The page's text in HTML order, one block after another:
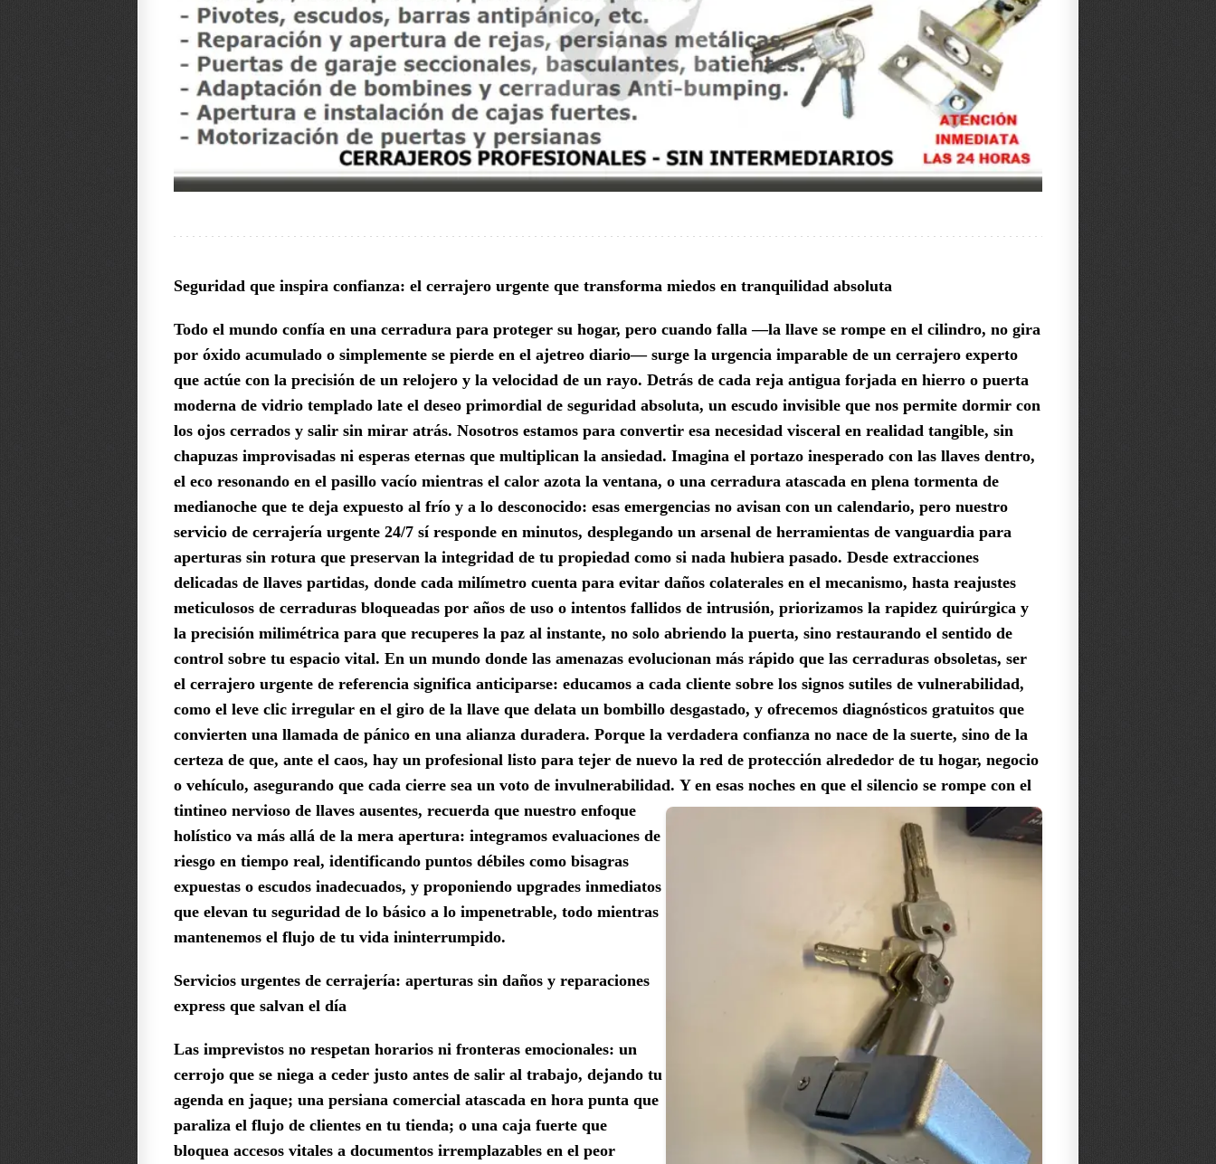
Seguridad que inspira confianza: el cerrajero urgente que transforma miedos en tranquilidad absoluta
Todo el mundo confía en una cerradura para proteger su hogar, pero cuando falla —la llave se rompe en el cilindro, no gira
por óxido acumulado o simplemente se pierde en el ajetreo diario— surge la urgencia imparable de un cerrajero experto
que actúe con la precisión de un relojero y la velocidad de un rayo. Detrás de cada reja antigua forjada en hierro o puerta
moderna de vidrio templado late el deseo primordial de seguridad absoluta, un escudo invisible que nos permite dormir con
los ojos cerrados y salir sin mirar atrás. Nosotros estamos para convertir esa necesidad visceral en realidad tangible, sin
chapuzas improvisadas ni esperas eternas que multiplican la ansiedad. Imagina el portazo inesperado con las llaves dentro,
el eco resonando en el pasillo vacío mientras el calor azota la ventana, o una cerradura atascada en plena tormenta de
medianoche que te deja expuesto al frío y a lo desconocido: esas emergencias no avisan con un calendario, pero nuestro
servicio de cerrajería urgente 24/7 sí responde en minutos, desplegando un arsenal de herramientas de vanguardia para
aperturas sin rotura que preservan la integridad de tu propiedad como si nada hubiera pasado. Desde extracciones
delicadas de llaves partidas, donde cada milímetro cuenta para evitar daños colaterales en el mecanismo, hasta reajustes
meticulosos de cerraduras bloqueadas por años de uso o intentos fallidos de intrusión, priorizamos la rapidez quirúrgica y
la precisión milimétrica para que recuperes la paz al instante, no solo abriendo la puerta, sino restaurando el sentido de
control sobre tu espacio vital. En un mundo donde las amenazas evolucionan más rápido que las cerraduras obsoletas, ser
el cerrajero urgente de referencia significa anticiparse: educamos a cada cliente sobre los signos sutiles de vulnerabilidad,
como el leve clic irregular en el giro de la llave que delata un bombillo desgastado, y ofrecemos diagnósticos gratuitos que
convierten una llamada de pánico en una alianza duradera. Porque la verdadera confianza no nace de la suerte, sino de la
certeza de que, ante el caos, hay un profesional listo para tejer de nuevo la red de protección alrededor de tu hogar, negocio
o vehículo, asegurando que cada cierre sea un voto de invulnerabilidad. Y en esas noches en que el silencio se rompe con el
tintineo nervioso de llaves ausentes, recuerda que nuestro enfoque
holístico va más allá de la mera apertura: integramos evaluaciones de
riesgo en tiempo real, identificando puntos débiles como bisagras
expuestas o escudos inadecuados, y proponiendo upgrades inmediatos
que elevan tu seguridad de lo básico a lo impenetrable, todo mientras
mantenemos el flujo de tu vida ininterrumpido.
Servicios urgentes de cerrajería: aperturas sin daños y reparaciones
express que salvan el día
Las imprevistos no respetan horarios ni fronteras emocionales: un
cerrojo que se niega a ceder justo antes de salir al trabajo, dejando tu
agenda en jaque; una persiana comercial atascada en hora punta que
paraliza el flujo de clientes en tu tienda; o una caja fuerte que
bloquea accesos vitales a documentos irremplazables en el peor